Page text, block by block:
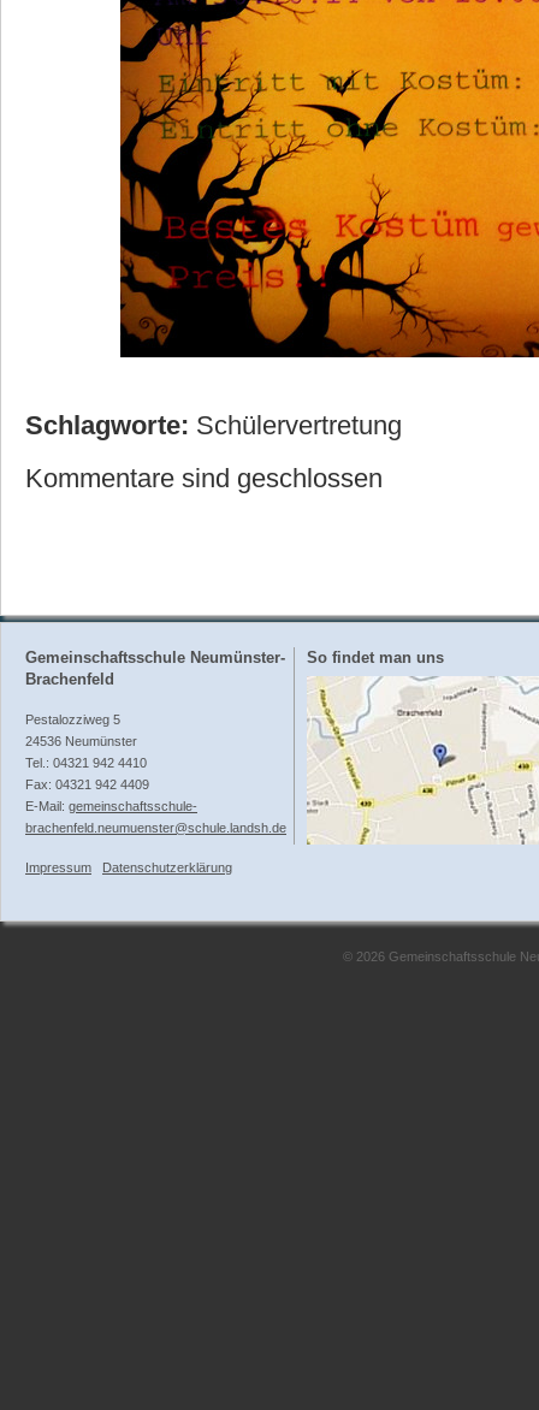
Schlagworte: Schülervertretung
Kommentare sind geschlossen
Gemeinschaftsschule Neumünster-
Brachenfeld
Pestalozziweg 5
24536 Neumünster
Tel.: 04321 942 4410
Fax: 04321 942 4409
E-Mail: gemeinschaftsschule-
brachenfeld.neumuenster@schule.landsh.de
Impressum Datenschutzerklärung
So findet man uns
© 2026 Gemeinschaftsschule